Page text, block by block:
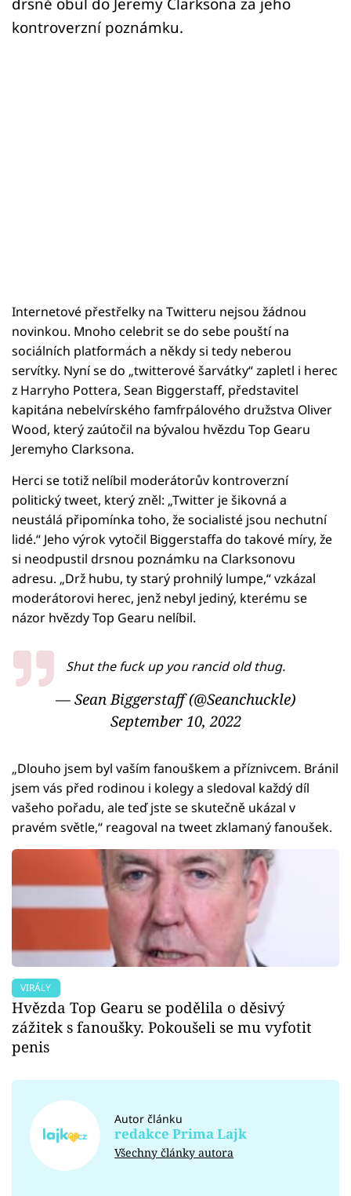
kontroverzní poznámku.
Internetové přestřelky na Twitteru nejsou žádnou
novinkou. Mnoho celebrit se do sebe pouští na
sociálních platformách a někdy si tedy neberou
servítky. Nyní se do „twitterové šarvátky“ zapletl i herec
z Harryho Pottera, Sean Biggerstaff, představitel
kapitána nebelvírského famfrpálového družstva Oliver
Wood, který zaútočil na bývalou hvězdu Top Gearu
Jeremyho Clarksona.
Herci se totiž nelíbil moderátorův kontroverzní
politický tweet, který zněl: „Twitter je šikovná a
neustálá připomínka toho, že socialisté jsou nechutní
lidé.“ Jeho výrok vytočil Biggerstaffa do takové míry, že
si neodpustil drsnou poznámku na Clarksonovu
adresu. „Drž hubu, ty starý prohnilý lumpe,“ vzkázal
moderátorovi herec, jenž nebyl jediný, kterému se
názor hvězdy Top Gearu nelíbil.
Shut the fuck up you rancid old thug.
— Sean Biggerstaff (@Seanchuckle)
September 10, 2022
„Dlouho jsem byl vaším fanouškem a příznivcem. Bránil
jsem vás před rodinou i kolegy a sledoval každý díl
vašeho pořadu, ale teď jste se skutečně ukázal v
pravém světle,“ reagoval na tweet zklamaný fanoušek.
VIRÁLY
Hvězda Top Gearu se podělila o děsivý
zážitek s fanoušky. Pokoušeli se mu vyfotit
penis
Autor článku
redakce Prima Lajk
Všechny články autora